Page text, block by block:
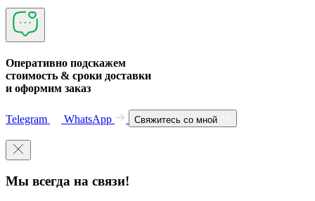
Оперативно подскажем
стоимость & сроки доставки
и оформим заказ
Telegram WhatsApp Свяжитесь со мной
Мы всегда на связи!